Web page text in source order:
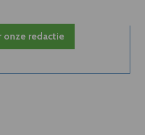
onze redactie